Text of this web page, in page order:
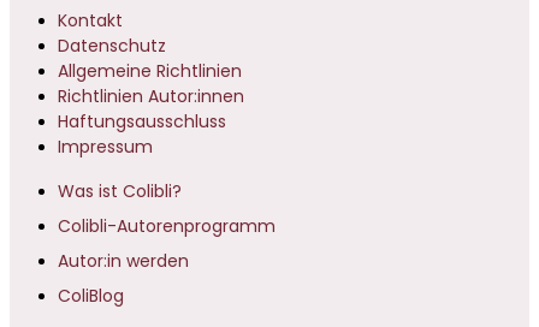
Kontakt
Datenschutz
Allgemeine Richtlinien
Richtlinien Autor:innen
Haftungsausschluss
Impressum
Was ist Colibli?
Colibli-Autorenprogramm
Autor:in werden
ColiBlog